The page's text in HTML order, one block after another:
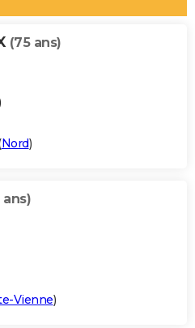
(75 ans)
Nord)
ans)
Vienne)